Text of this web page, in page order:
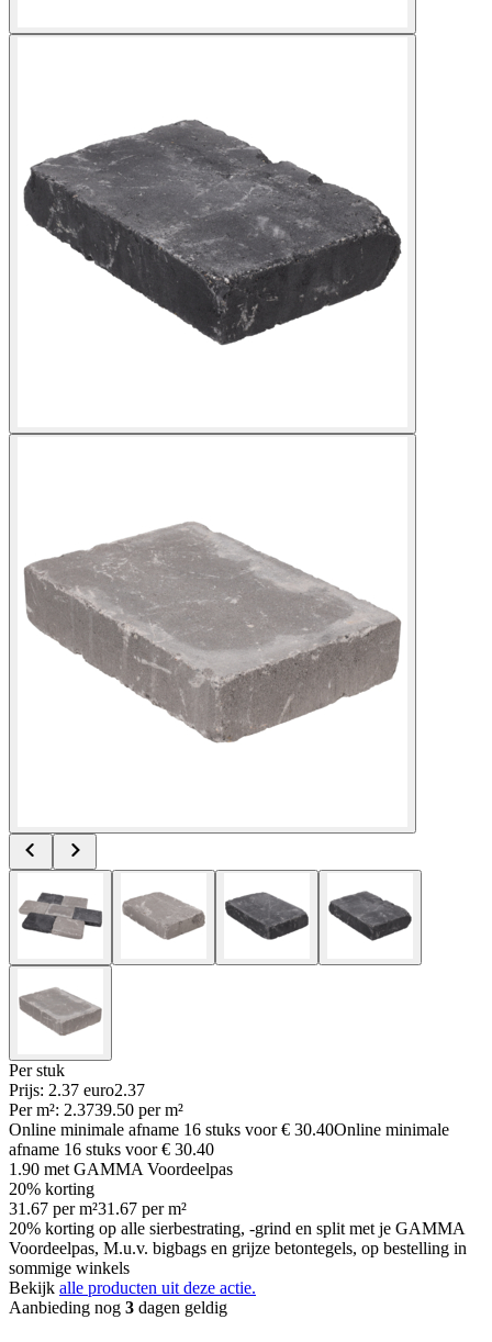
Per stuk
Prijs: 2.37 euro2.37
Per m²: 2.3739.50 per m²
Online minimale afname 16 stuks voor€ 30.40Online minimale
afname 16 stuks voor€ 30.40
1.90 met GAMMA Voordeelpas
20% korting
31.67 per m²31.67 per m²
20% korting op alle sierbestrating, -grind en split met je GAMMA
Voordeelpas, M.u.v. bigbags en grijze betontegels, op bestelling in
sommige winkels
Bekijk alle producten uit deze actie.
Aanbieding nog 3 dagen geldig